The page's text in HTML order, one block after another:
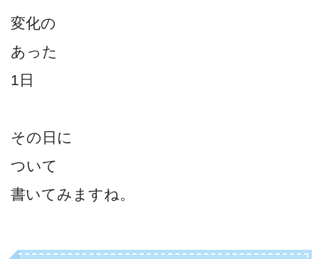
変化の
あった
1日
その日に
ついて
書いてみますね。